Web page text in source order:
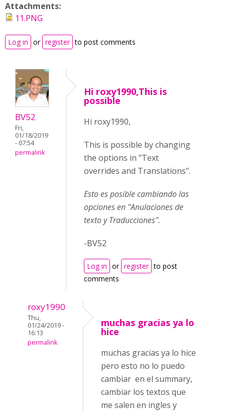
Attachments:
11.PNG
Log in or register to post comments
BV52
Fri,
01/18/2019
- 07:54
permalink
Hi roxy1990,This is
possible
Hi roxy1990,
This is possible by changing
the options in "Text
overrides and Translations".
Esto es posible cambiando las
opciones en "Anulaciones de
texto y Traducciones".
-BV52
Log in or register to post
comments
roxy1990
Thu,
01/24/2019 -
16:13
permalink
muchas gracias ya lo
hice
muchas gracias ya lo hice
pero esto no lo puedo
cambiar en el summary,
cambiar los textos que
me salen en ingles y